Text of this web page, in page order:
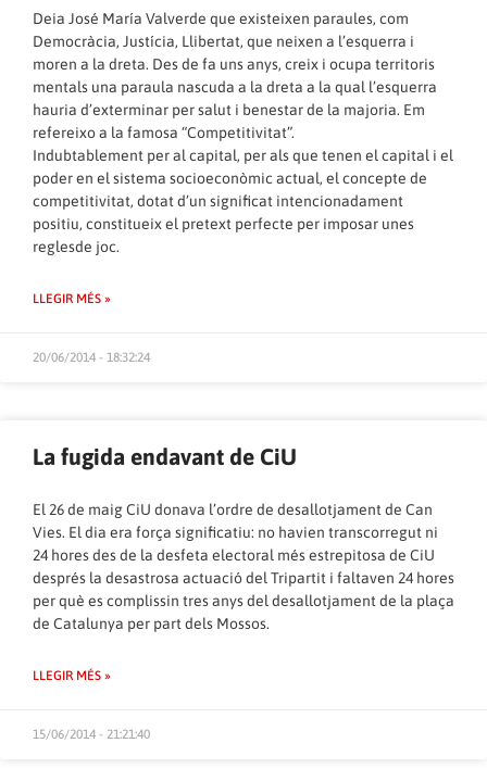
Deia José María Valverde que existeixen paraules, com
Democràcia, Justícia, Llibertat, que neixen a l’esquerra i
moren a la dreta. Des de fa uns anys, creix i ocupa territoris
mentals una paraula nascuda a la dreta a la qual l’esquerra
hauria d’exterminar per salut i benestar de la majoria. Em
refereixo a la famosa “Competitivitat”.
Indubtablement per al capital, per als que tenen el capital i el
poder en el sistema socioeconòmic actual, el concepte de
competitivitat, dotat d’un significat intencionadament
positiu, constitueix el pretext perfecte per imposar unes
reglesde joc.
LLEGIR MÉS »
20/06/2014 - 18:32:24
La fugida endavant de CiU
El 26 de maig CiU donava l’ordre de desallotjament de Can
Vies. El dia era força significatiu: no havien transcorregut ni
24 hores des de la desfeta electoral més estrepitosa de CiU
després la desastrosa actuació del Tripartit i faltaven 24 hores
per què es complissin tres anys del desallotjament de la plaça
de Catalunya per part dels Mossos.
LLEGIR MÉS »
15/06/2014 - 21:21:40